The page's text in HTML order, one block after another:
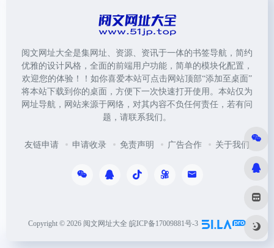
阅文网址大全是集网址、资源、资讯于一体的书签导航，简约
优雅的设计风格，全面的前端用户功能，简单的模块化配置，
欢迎您的体验！！如你喜爱本站可点击网站顶部“添加至桌面”
将本站下载到你的桌面，方便下一次快速打开使用。本站仅为
网址导航，网站来源于网络，对其内容不负任何责任，若有问
题，请联系我们。
友链申请 申请收录 免责声明 广告合作 关于我们
Copyright © 2026 阅文网址大全 皖ICP备17009881号-3